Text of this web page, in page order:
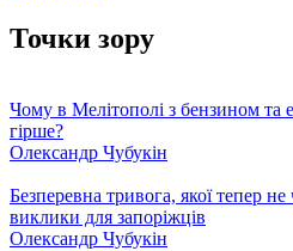
Точки зору
Чому в Мелітополі з бензином та
гірше?
Олександр Чубукін
Безперевна тривога, якої тепер
виклики для запоріжців
Олександр Чубукін